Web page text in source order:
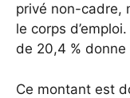
privé non-cadre,
le corps
de 20,4 % donne
Ce montant est